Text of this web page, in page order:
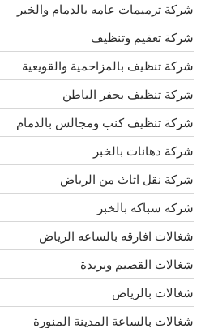
شركة ترميمات عامه بالدمام والخبر
شركة تعقيم وتنظيف
شركة تنظيف بالمزاحمية والقويعية
شركة تنظيف بحفر الباطن
شركة تنظيف كنب ومجالس بالدمام
شركة دهانات بالخبر
شركة نقل اثاث من الرياض
شركه سباكه بالخبر
شغالات افارقه بالساعه الرياض
شغالات القصيم وبريدة
شغالات بالرياض
شغالات بالساعة المدينة المنورة